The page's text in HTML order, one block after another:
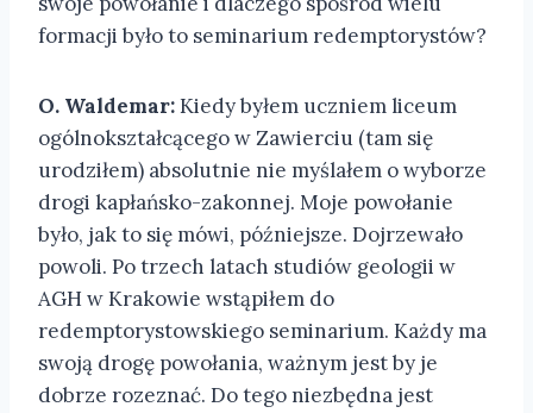
formacji było to seminarium redemptorystów?
O. Waldemar:Kiedy byłem uczniem liceum
ogólnokształcącego w Zawierciu (tam się
urodziłem) absolutnie nie myślałem o wyborze
drogi kapłańsko-zakonnej. Moje powołanie
było, jak to się mówi, późniejsze. Dojrzewało
powoli. Po trzech latach studiów geologii w
AGH w Krakowie wstąpiłem do
redemptorystowskiego seminarium. Każdy ma
swoją drogę powołania, ważnym jest by je
dobrze rozeznać. Do tego niezbędna jest